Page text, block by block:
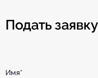
Подать заявку
Имя*